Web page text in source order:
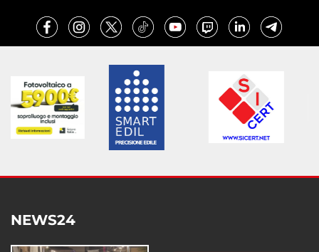
NEWS24